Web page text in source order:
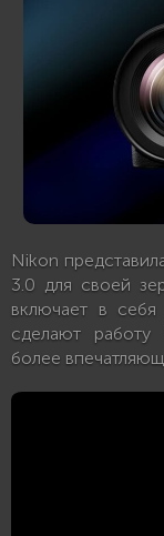
Nikon
3.0 для своей
включает в
сделают работу
более